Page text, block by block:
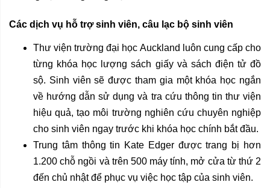
Các dịch vụ hỗ trợ sinh viên, câu lạc bộ sinh viên
Thư viện trường đại học Auckland luôn cung cấp cho
từng khóa học lượng sách giấy và sách điện tử đồ
sộ. Sinh viên sẽ được tham gia một khóa học ngắn
về hướng dẫn sử dụng và tra cứu thông tin thư viện
hiệu quả, tạo môi trường nghiên cứu chuyên nghiệp
cho sinh viên ngay trước khi khóa học chính bắt đầu.
Trung tâm thông tin Kate Edger được trang bị hơn
1.200 chỗ ngồi và trên 500 máy tính, mở cửa từ thứ 2
đến chủ nhật để phục vụ việc học tập của sinh viên.